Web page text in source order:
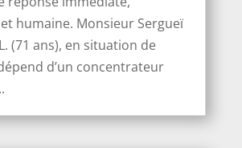
humaine. Monsieur Sergueï
(71 ans), en situation de
d’un concentrateur